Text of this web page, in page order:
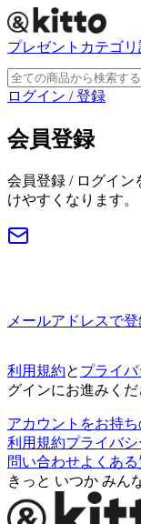
プレゼント カテゴリ
ログイン / 登録
会員登録
会員登録 / ログイン
けやすくなります。
メールアドレスで
利用規約と プライ
グインにお進みくだ
アカウントをお持
利用規約プライバ
問い合わせよくある
きっと いつか みん